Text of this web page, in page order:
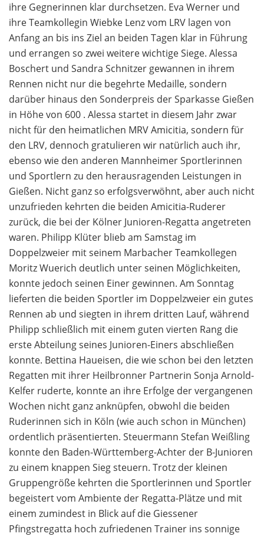
ihre Gegnerinnen klar durchsetzen. Eva Werner und
ihre Teamkollegin Wiebke Lenz vom LRV lagen von
Anfang an bis ins Ziel an beiden Tagen klar in Führung
und errangen so zwei weitere wichtige Siege. Alessa
Boschert und Sandra Schnitzer gewannen in ihrem
Rennen nicht nur die begehrte Medaille, sondern
darüber hinaus den Sonderpreis der Sparkasse Gießen
in Höhe von 600 . Alessa startet in diesem Jahr zwar
nicht für den heimatlichen MRV Amicitia, sondern für
den LRV, dennoch gratulieren wir natürlich auch ihr,
ebenso wie den anderen Mannheimer Sportlerinnen
und Sportlern zu den herausragenden Leistungen in
Gießen. Nicht ganz so erfolgsverwöhnt, aber auch nicht
unzufrieden kehrten die beiden Amicitia-Ruderer
zurück, die bei der Kölner Junioren-Regatta angetreten
waren. Philipp Klüter blieb am Samstag im
Doppelzweier mit seinem Marbacher Teamkollegen
Moritz Wuerich deutlich unter seinen Möglichkeiten,
konnte jedoch seinen Einer gewinnen. Am Sonntag
lieferten die beiden Sportler im Doppelzweier ein gutes
Rennen ab und siegten in ihrem dritten Lauf, während
Philipp schließlich mit einem guten vierten Rang die
erste Abteilung seines Junioren-Einers abschließen
konnte. Bettina Haueisen, die wie schon bei den letzten
Regatten mit ihrer Heilbronner Partnerin Sonja Arnold-
Kelfer ruderte, konnte an ihre Erfolge der vergangenen
Wochen nicht ganz anknüpfen, obwohl die beiden
Ruderinnen sich in Köln (wie auch schon in München)
ordentlich präsentierten. Steuermann Stefan Weißling
konnte den Baden-Württemberg-Achter der B-Junioren
zu einem knappen Sieg steuern. Trotz der kleinen
Gruppengröße kehrten die Sportlerinnen und Sportler
begeistert vom Ambiente der Regatta-Plätze und mit
einem zumindest in Blick auf die Giessener
Pfingstregatta hoch zufriedenen Trainer ins sonnige